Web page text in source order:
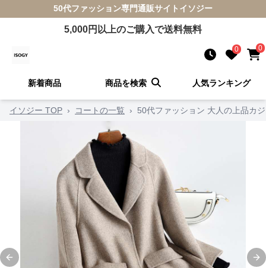
50代ファッション専門通販サイト イソジー
5,000円以上のご購入で送料無料
0 0
新着商品 商品を検索 人気ランキング
イソジー TOP › コートの一覧 › 50代ファッション 大人の上品カ
Previous slide